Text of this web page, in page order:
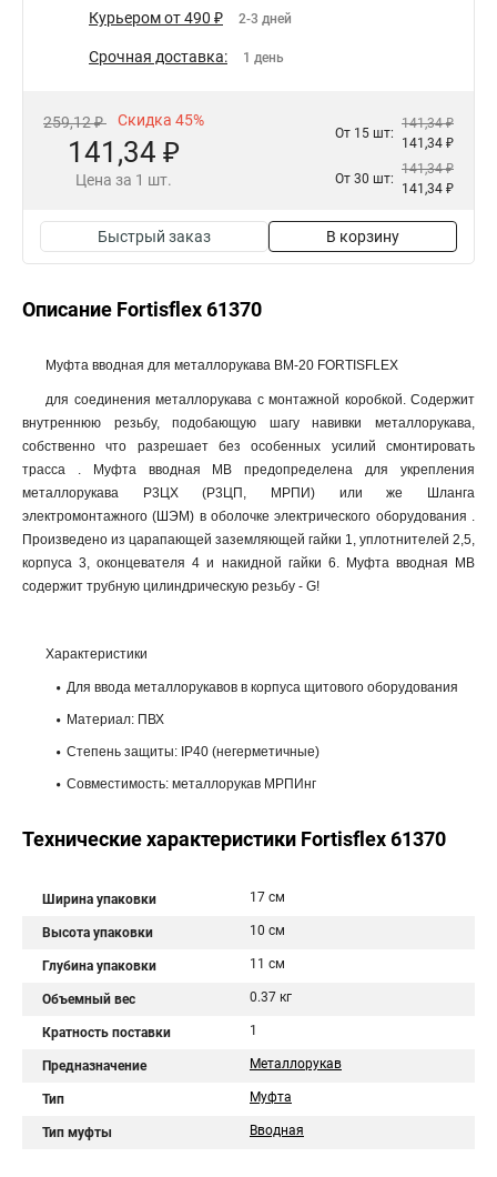
Курьером от 490 ₽ 2-3 дней
Срочная доставка: 1 день
259,12 ₽ Скидка 45%
141,34 ₽
Цена за 1 шт.
От 15 шт:
141,34 ₽
141,34 ₽
От 30 шт:
141,34 ₽
141,34 ₽
Быстрый заказ В корзину
Описание Fortisflex 61370
Муфта вводная для металлорукава ВМ-20 FORTISFLEX
для соединения металлорукава с монтажной коробкой. Содержит
внутреннюю резьбу, подобающую шагу навивки металлорукава,
собственно что разрешает без особенных усилий смонтировать
трасса . Муфта вводная МВ предопределена для укрепления
металлорукава Р3ЦХ (Р3ЦП, МРПИ) или же Шланга
электромонтажного (ШЭМ) в оболочке электрического оборудования .
Произведено из царапающей заземляющей гайки 1, уплотнителей 2,5,
корпуса 3, оконцевателя 4 и накидной гайки 6. Муфта вводная МВ
содержит трубную цилиндрическую резьбу - G!
Характеристики
Для ввода металлорукавов в корпуса щитового оборудования
Материал: ПВХ
Степень защиты: IP40 (негерметичные)
Совместимость: металлорукав МРПИнг
Технические характеристики Fortisflex 61370
Ширина упаковки 17 см
Высота упаковки 10 см
Глубина упаковки 11 см
Объемный вес 0.37 кг
Кратность поставки 1
Предназначение Металлорукав
Тип Муфта
Тип муфты Вводная